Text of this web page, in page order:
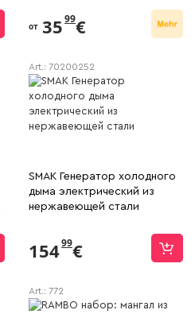
от 3599€
Art.: 70200252
SMAK Генератор холодного
дыма электрический из
нержавеющей стали
15499€
Art.: 772